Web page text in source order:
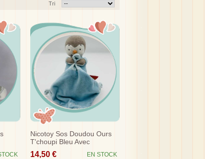
Tri
Nicotoy Sos Doudou Ours
T'choupi Bleu Avec
Mouchoir
14,50 € EN STOCK